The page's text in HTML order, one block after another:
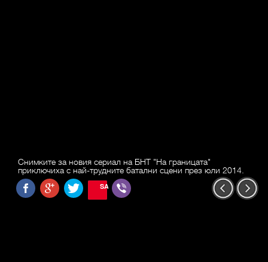
Снимките за новия сериал на БНТ "На границата"
приключиха с най-трудните батални сцени през юли 2014.
SAVE